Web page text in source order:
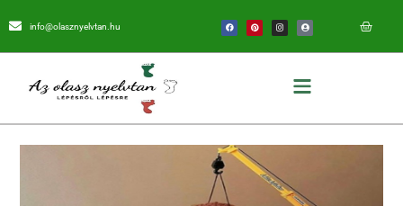
info@olasznyelvtan.hu